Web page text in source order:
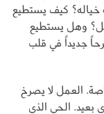
خياله؟ كيف يستطيع
وهل يستطيع
جديداً في قلب
العمل لا يصرخ
بعيد. الحي الذي